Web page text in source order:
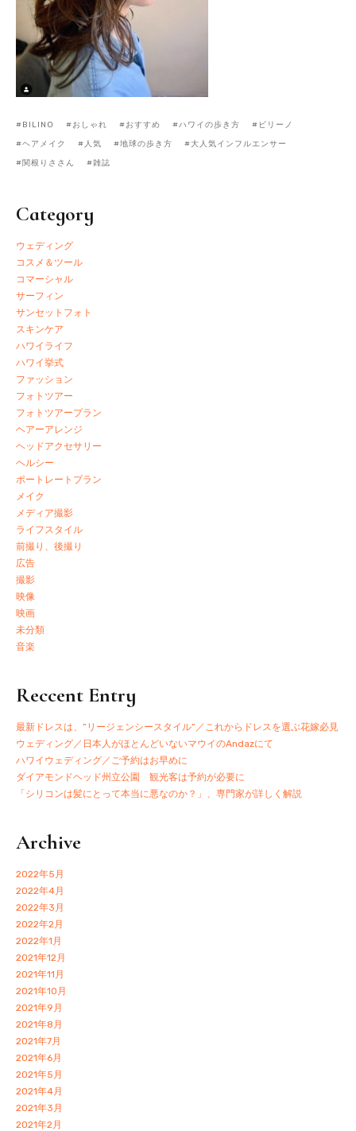
BILINO おしゃれ おすすめ ハワイの歩き方
ビリーノ
ヘアメイク
人気 地球の歩き方
大人気インフルエンサー
関根りささん
雑誌
Category
ウェディング
コスメ＆ツール
コマーシャル
サーフィン
サンセットフォト
スキンケア
ハワイライフ
ハワイ挙式
ファッション
フォトツアー
フォトツアープラン
ヘアーアレンジ
ヘッドアクセサリー
ヘルシー
ポートレートプラン
メイク
メディア撮影
ライフスタイル
前撮り、後撮り
広告
撮影
映像
映画
未分類
音楽
Reccent Entry
最新ドレスは、”リージェンシースタイル”／これからドレスを選ぶ花嫁必見
ウェディング／日本人がほとんどいないマウイのAndazにて
ハワイウェディング／ご予約はお早めに
ダイアモンドヘッド州立公園 観光客は予約が必要に
「シリコンは髪にとって本当に悪なのか？」、専門家が詳しく解説
Archive
2022年5月
2022年4月
2022年3月
2022年2月
2022年1月
2021年12月
2021年11月
2021年10月
2021年9月
2021年8月
2021年7月
2021年6月
2021年5月
2021年4月
2021年3月
2021年2月